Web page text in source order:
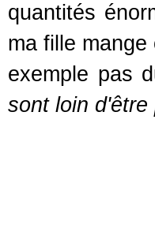
quantités
ma fille
exemple pas
sont loin d'être